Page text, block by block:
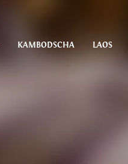
KAMBODSCHA LAOS